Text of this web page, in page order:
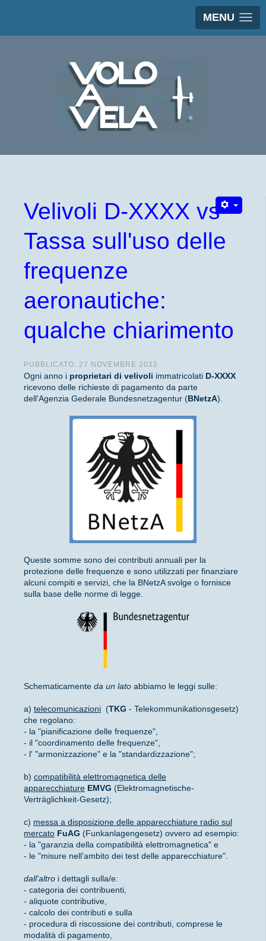
MENU
Velivoli D-XXXX vs
Tassa sull'uso delle
frequenze
aeronautiche:
qualche chiarimento
PUBBLICATO: 27 NOVEMBRE 2022
Ogni anno i proprietari di velivoli immatricolati D-XXXX
ricevono delle richieste di pagamento da parte
dell'Agenzia Gederale Bundesnetzagentur (BNetzA).
Queste somme sono dei contributi annuali per la
protezione delle frequenze e sono utilizzati per finanziare
alcuni compiti e servizi, che la BNetzA svolge o fornisce
sulla base delle norme di legge.
Schematicamente da un lato abbiamo le leggi sulle:
a) telecomunicazioni (TKG - Telekommunikationsgesetz)
che regolano:
- la "pianificazione delle frequenze",
- il "coordinamento delle frequenze",
- l' "armonizzazione" e la "standardizzazione";
b) compatibilità elettromagnetica delle
apparecchiature EMVG (Elektromagnetische-
Verträglichkeit-Gesetz);
c) messa a disposizione delle apparecchiature radio sul
mercato FuAG (Funkanlagengesetz) ovvero ad esempio:
- la "garanzia della compatibilità elettromagnetica" e
- le "misure nell'ambito dei test delle apparecchiature".
dall'altro i dettagli sulla/e:
- categoria dei contribuenti,
- aliquote contributive,
- calcolo dei contributi e sulla
- procedura di riscossione dei contributi, comprese le
modalità di pagamento,